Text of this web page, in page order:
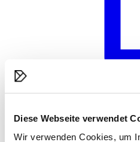
Diese Webseite verwendet
Wir verwenden Cookies, um